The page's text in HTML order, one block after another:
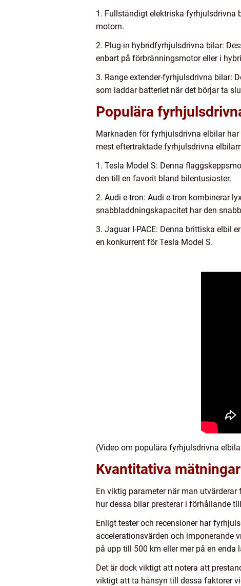
1. Fullständigt elektriska fyrhjulsdrivna
motorn.
2. Plug-in hybridfyrhjulsdrivna bilar:
enbart på förbränningsmotor eller i
3. Range extender-fyrhjulsdrivna bilar:
som laddar batteriet när det börjar ta
Populära
Marknaden för fyrhjulsdrivna elbilar
mest eftertraktade fyrhjulsdrivna
1. Tesla Model S: Denna
den till en favorit bland bilentusiaster.
2. Audi e-tron: Audi e-tron kombinerar
snabbladdningskapacitet har den
3. Jaguar I-PACE: Denna brittiska elbil
en konkurrent för Tesla Model S.
(Video om populära fyrhjulsdrivna
Kvantitativa
En viktig parameter när man
hur dessa bilar presterar i förhållande
Enligt tester och recensioner har
accelerationsvärden och imponerande
på upp till 500 km eller mer på en enda
Det är dock viktigt att notera att
viktigt att ta hänsyn till dessa faktorer